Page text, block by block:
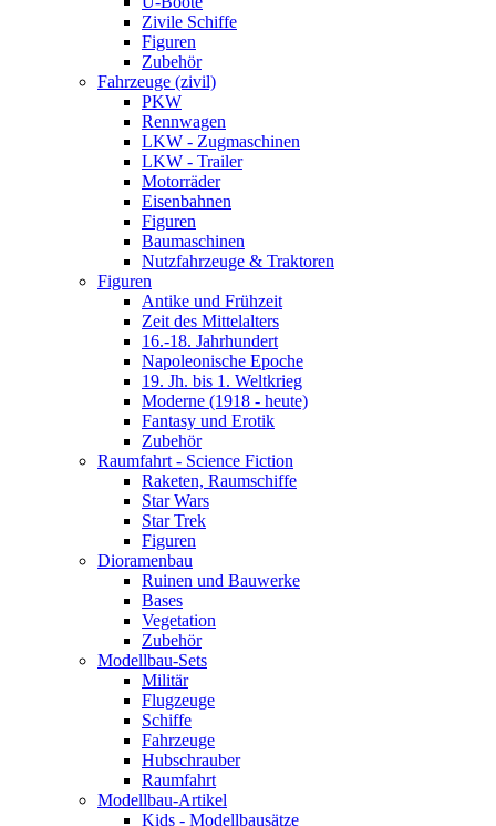
Zivile Schiffe
Figuren
Zubehör
Fahrzeuge (zivil)
PKW
Rennwagen
LKW - Zugmaschinen
LKW - Trailer
Motorräder
Eisenbahnen
Figuren
Baumaschinen
Nutzfahrzeuge & Traktoren
Figuren
Antike und Frühzeit
Zeit des Mittelalters
16.-18. Jahrhundert
Napoleonische Epoche
19. Jh. bis 1. Weltkrieg
Moderne (1918 - heute)
Fantasy und Erotik
Zubehör
Raumfahrt - Science Fiction
Raketen, Raumschiffe
Star Wars
Star Trek
Figuren
Dioramenbau
Ruinen und Bauwerke
Bases
Vegetation
Zubehör
Modellbau-Sets
Militär
Flugzeuge
Schiffe
Fahrzeuge
Hubschrauber
Raumfahrt
Modellbau-Artikel
Kids - Modellbausätze